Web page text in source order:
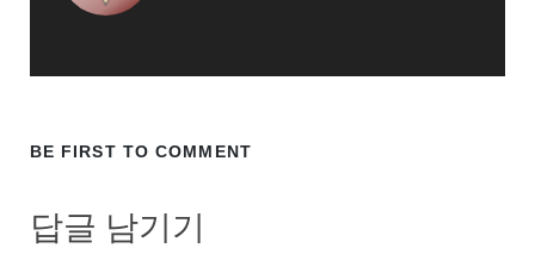
BE FIRST TO COMMENT
답글 남기기